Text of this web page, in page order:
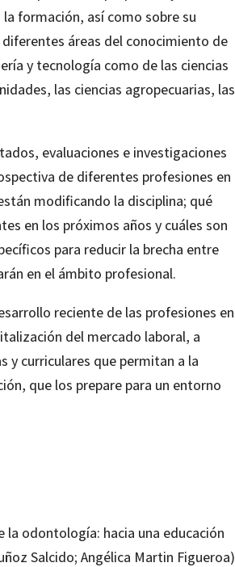
formación, así como sobre su
áreas del conocimiento de
y tecnología como de las ciencias
las ciencias agropecuarias, las
evaluaciones e investigaciones
de diferentes profesiones en
modificando la disciplina; qué
en los próximos años y cuáles son
para reducir la brecha entre
en el ámbito profesional.
reciente de las profesiones en
del mercado laboral, a
y curriculares que permitan a la
que los prepare para un entorno
odontología: hacia una educación
Salcido; Angélica Martin Figueroa)